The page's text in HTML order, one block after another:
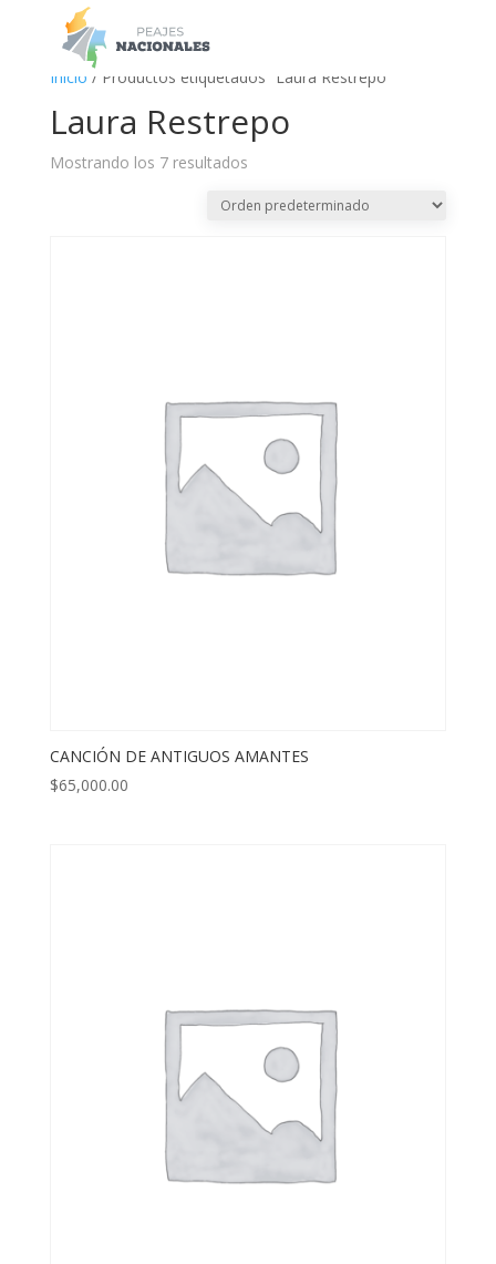
Inicio / Productos etiquetados “Laura Restrepo”
Laura Restrepo
Mostrando los 7 resultados
CANCIÓN DE ANTIGUOS AMANTES
$65,000.00